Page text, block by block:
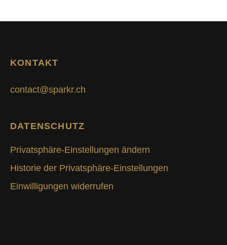
KONTAKT
contact@sparkr.ch
DATENSCHUTZ
Privatsphäre-Einstellungen ändern
Historie der Privatsphäre-Einstellungen
Einwilligungen widerrufen